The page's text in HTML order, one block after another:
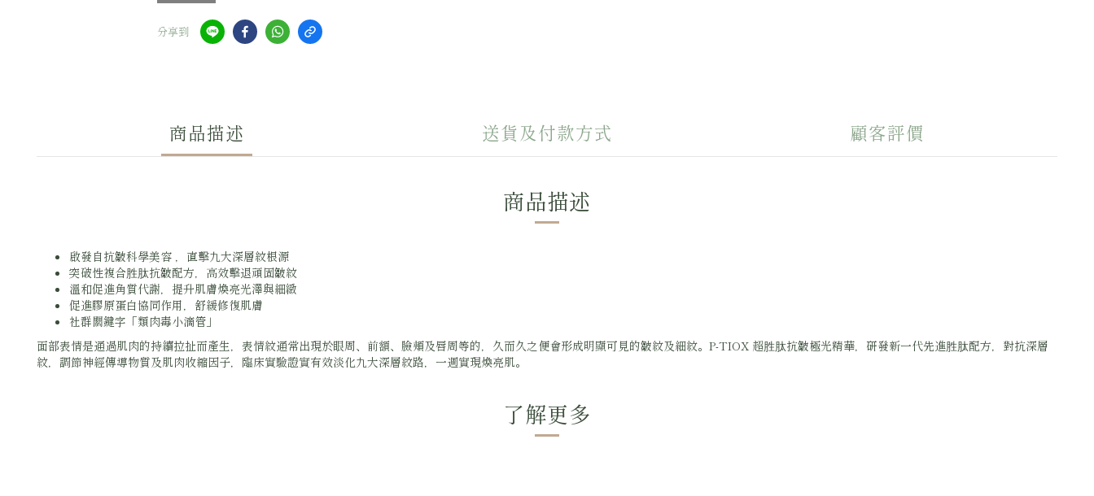
分享到
商品描述 送貨及付款方式 顧客評價
商品描述
啟發自抗皺科學美容 ，直擊九大深層紋根源
突破性複合胜肽抗皺配方，高效擊退頑固皺紋
溫和促進角質代謝，提升肌膚煥亮光澤與細緻
促進膠原蛋白協同作用，舒緩修復肌膚
社群關鍵字「類肉毒小滴管」
面部表情是通過肌肉的持續拉扯而產生，表情紋通常出現於眼周、前額、臉頰及唇周等的，久而久之便會形成明顯可見的皺紋及細紋。P-TIOX 超胜肽抗皺極光精華，研發新一代先進胜肽配方，對抗深層
紋，調節神經傳導物質及肌肉收縮因子，臨床實驗證實有效淡化九大深層紋路，一週實現煥亮肌。
了解更多